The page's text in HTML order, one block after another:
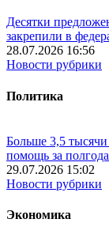
Десятки
закрепили в
28.07.2026 16:56
Новости рубрики
Политика
Больше 3,5
помощь за
29.07.2026 15:02
Новости рубрики
Экономика